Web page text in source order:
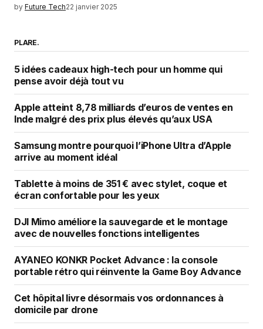
by Future Tech22 janvier 2025
PLARE.
5 idées cadeaux high-tech pour un homme qui
pense avoir déjà tout vu
Apple atteint 8,78 milliards d’euros de ventes en
Inde malgré des prix plus élevés qu’aux USA
Samsung montre pourquoi l’iPhone Ultra d’Apple
arrive au moment idéal
Tablette à moins de 351 € avec stylet, coque et
écran confortable pour les yeux
DJI Mimo améliore la sauvegarde et le montage
avec de nouvelles fonctions intelligentes
AYANEO KONKR Pocket Advance : la console
portable rétro qui réinvente la Game Boy Advance
Cet hôpital livre désormais vos ordonnances à
domicile par drone